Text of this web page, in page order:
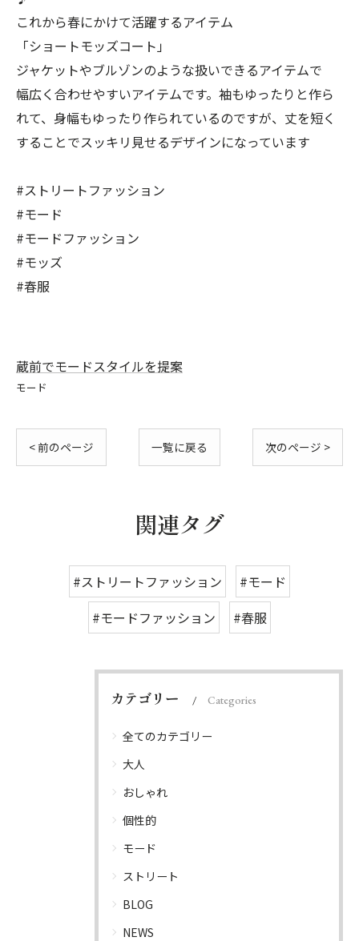
これから春にかけて活躍するアイテム
「ショートモッズコート」
ジャケットやブルゾンのような扱いできるアイテムで
幅広く合わせやすいアイテムです。袖もゆったりと作ら
れて、身幅もゆったり作られているのですが、丈を短く
することでスッキリ見せるデザインになっています
#ストリートファッション
#モード
#モードファッション
#モッズ
#春服
蔵前でモードスタイルを提案
モード
< 前のページ 一覧に戻る 次のページ >
関連タグ
#ストリートファッション
#モード
#モードファッション
#春服
カテゴリー Categories
全てのカテゴリー
大人
おしゃれ
個性的
モード
ストリート
BLOG
NEWS